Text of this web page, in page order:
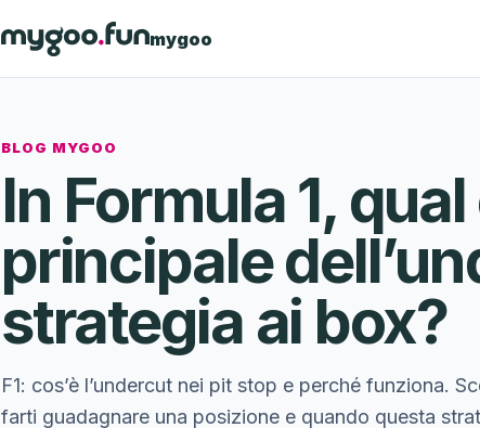
mygoo
BLOG MYGOO
In Formula 1,
principale
strategia ai box?
F1: cos’è l’undercut nei pit stop e perché funziona.
farti guadagnare una posizione e quando questa